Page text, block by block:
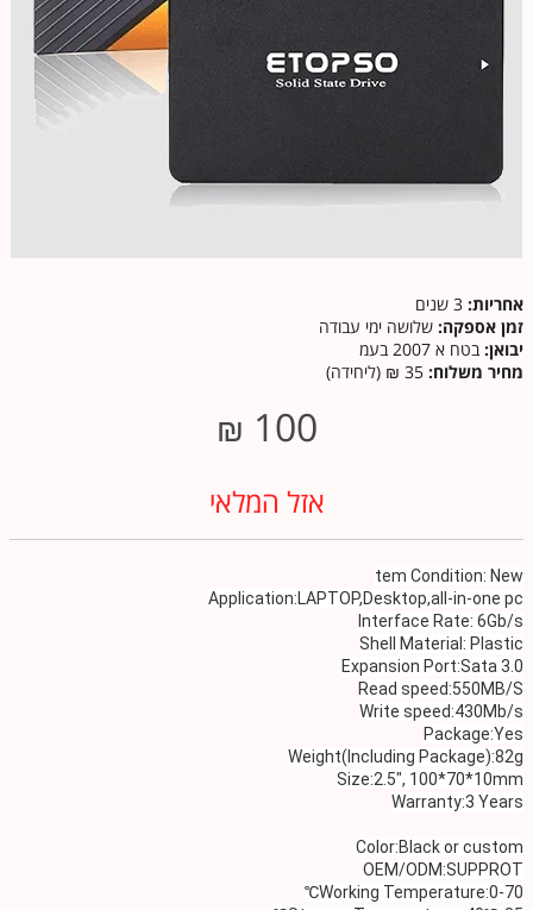
אחריות: 3 שנים
זמן אספקה: שלושה ימי עבודה
יבואן: בטח א 2007 בעמ
מחיר משלוח: 35 ₪ (ליחידה)
100
₪
אזל המלאי
tem Condition: New
Application:LAPTOP,Desktop,all-in-one pc
Interface Rate: 6Gb/s
Shell Material: Plastic
Expansion Port:Sata 3.0
Read speed:550MB/S
Write speed:430Mb/s
Package:Yes
Weight(Including Package):82g
Size:2.5", 100*70*10mm
Warranty:3 Years
Color:Black or custom
OEM/ODM:SUPPROT
Working Temperature:0-70℃